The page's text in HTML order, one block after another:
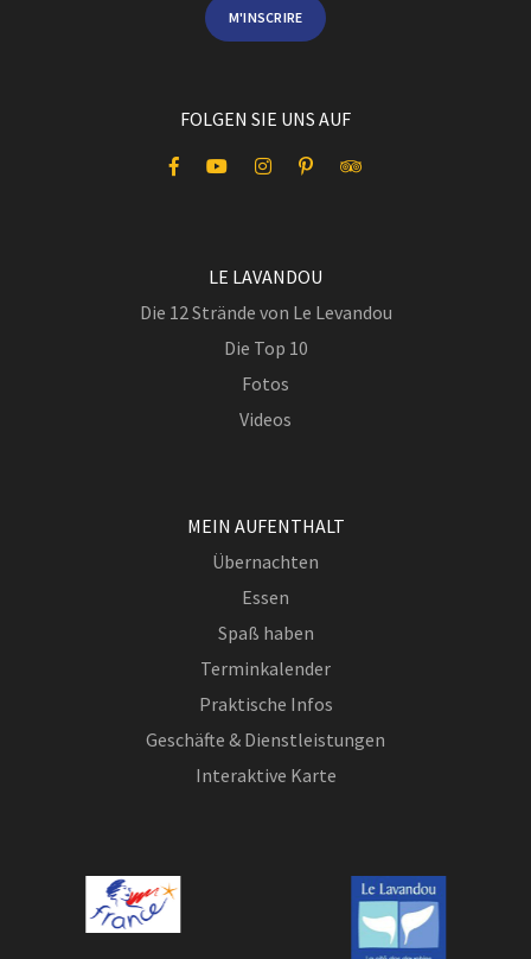
M'INSCRIRE
FOLGEN SIE UNS AUF
LE LAVANDOU
Die 12 Strände von Le Levandou
Die Top 10
Fotos
Videos
MEIN AUFENTHALT
Übernachten
Essen
Spaß haben
Terminkalender
Praktische Infos
Geschäfte & Dienstleistungen
Interaktive Karte